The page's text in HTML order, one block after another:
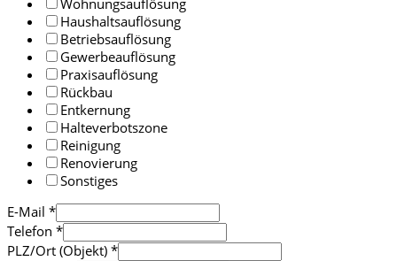
Wohnungsauflösung
Haushaltsauflösung
Betriebsauflösung
Gewerbeauflösung
Praxisauflösung
Rückbau
Entkernung
Halteverbotszone
Reinigung
Renovierung
Sonstiges
E-Mail *
Telefon *
PLZ/Ort (Objekt) *